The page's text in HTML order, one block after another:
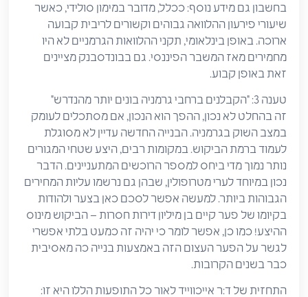
בחשבון גם מידע נוסף: ככלל, מדובר במימון סולידי, כאשר
שיעורי פירעון ההלוואה גבוהים וקשורים לריבית קבועה
ארוכה. באופן בינלאומי, תקני ההלוואות הגרמניים לא היו
מחמירים מאז המשבר הפיננסי. גם בבונדסבנק מציינים
זאת באופן קבוע.
טענה 3: "הקבלנים ברחבי גרמניה בונים יותר מהנדרש"
זה בהחלט לא נכון, ההפך הוא הנכון, אם מסתכלים לעומק
במצב השוק בגרמניה. הבנייה החדשה עדיין לא מסוגלת
לעמוד ברמת הביקוש. במקומות רבים, היצע שטחי המגורים
נותר נמוך מדי ביחס למספר הרוכשים המתעניינים. הדבר
נכון במיוחד לערי מטרופולין, שבהן גם נרשמו עליות המחירים
הגבוהות ביותר. למעשה אפשר לסכם כאן בצער ולהודות
בקיומו של פער קיים בן מיליון דירות חסרות – הביקוש מינוס
ההיצע! כמו כן, אפשר לומר כי יהיה זה כמעט בלתי אפשרי
לגשר על הפער העצום הזה באמצעות בנייה כה מאסיבית
כבר בשנים הקרובות.
התחזית של ד:ר אייכווייד לאור כל התופעות הללו היא זו: